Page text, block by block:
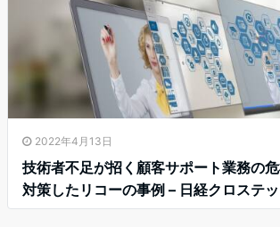
2022年4月13日
技術者不足が招く顧客サポート業務の
対策したリコーの事例 – 日経クロステ